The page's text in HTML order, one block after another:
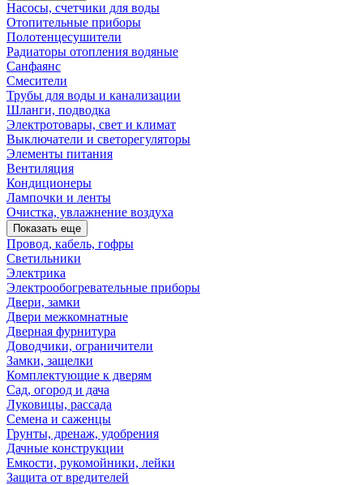
Насосы, счетчики для воды
Отопительные приборы
Полотенцесушители
Радиаторы отопления водяные
Санфаянс
Смесители
Трубы для воды и канализации
Шланги, подводка
Электротовары, свет и климат
Выключатели и светорегуляторы
Элементы питания
Вентиляция
Кондиционеры
Лампочки и ленты
Очистка, увлажнение воздуха
Показать еще
Провод, кабель, гофры
Светильники
Электрика
Электрообогревательные приборы
Двери, замки
Двери межкомнатные
Дверная фурнитура
Доводчики, ограничители
Замки, защелки
Комплектующие к дверям
Сад, огород и дача
Луковицы, рассада
Семена и саженцы
Грунты, дренаж, удобрения
Дачные конструкции
Емкости, рукомойники, лейки
Защита от вредителей